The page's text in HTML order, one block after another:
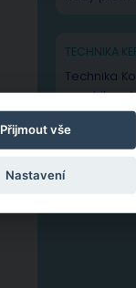
TECHNIKA
Technika
psychiky –
výkonnosti
Zjistit více o
Přijmout vše
Nastavení